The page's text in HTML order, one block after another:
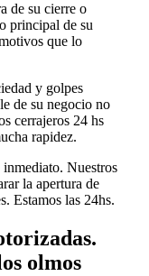
de su cierre o
principal de su
que lo
y golpes
de su negocio no
cerrajeros 24 hs
rapidez.
Nuestros
la apertura de
Estamos las 24hs.
olmos